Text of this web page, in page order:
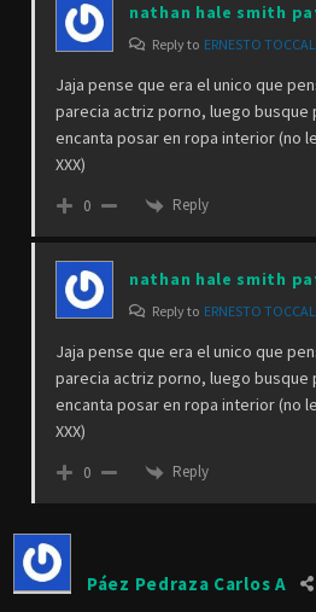
nathan hale smith
Reply to ERNESTO
Jaja pense que era el unico que
parecia actriz porno, luego busque
encanta posar en ropa interior (no
XXX)
0 Reply
nathan hale smith
Reply to ERNESTO
Jaja pense que era el unico que
parecia actriz porno, luego busque
encanta posar en ropa interior (no
XXX)
0 Reply
Páez Pedraza Carlos A